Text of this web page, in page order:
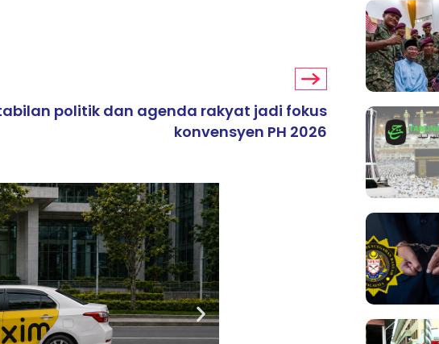
politik dan agenda rakyat jadi fokus
konvensyen PH 2026